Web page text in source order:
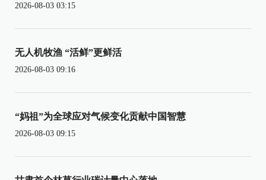
2026-08-03 03:15
无人机牧渔 “活鲜”更鲜活
2026-08-03 09:16
“妈祖”为全球应对气候变化贡献中国智慧
2026-08-03 09:15